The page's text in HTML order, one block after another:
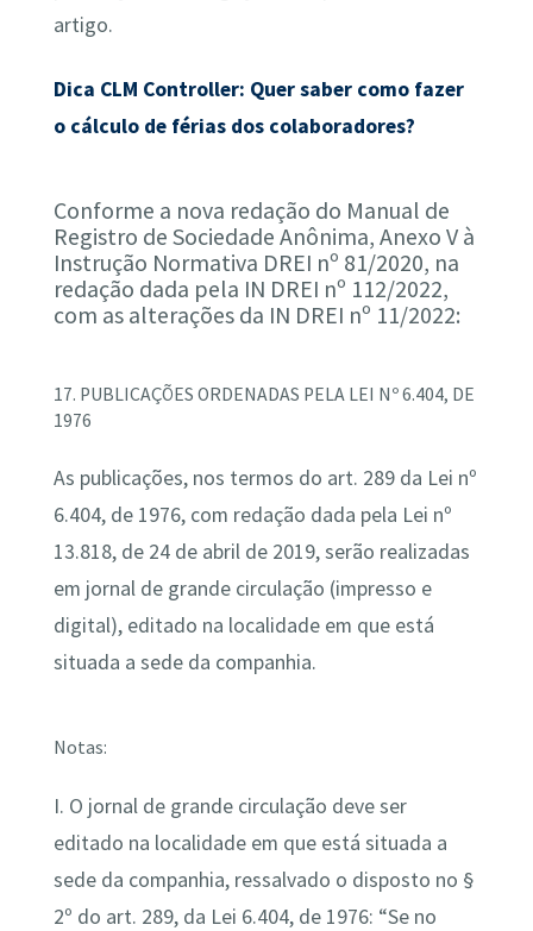
artigo.
Dica CLM Controller: Quer saber como fazer
o cálculo de férias dos colaboradores?
Conforme a nova redação do Manual de
Registro de Sociedade Anônima, Anexo V à
Instrução Normativa DREI nº 81/2020, na
redação dada pela IN DREI nº 112/2022,
com as alterações da IN DREI nº 11/2022:
17. PUBLICAÇÕES ORDENADAS PELA LEI Nº 6.404, DE
1976
As publicações, nos termos do art. 289 da Lei nº
6.404, de 1976, com redação dada pela Lei nº
13.818, de 24 de abril de 2019, serão realizadas
em jornal de grande circulação (impresso e
digital), editado na localidade em que está
situada a sede da companhia.
Notas:
I. O jornal de grande circulação deve ser
editado na localidade em que está situada a
sede da companhia, ressalvado o disposto no §
2º do art. 289, da Lei 6.404, de 1976: “Se no